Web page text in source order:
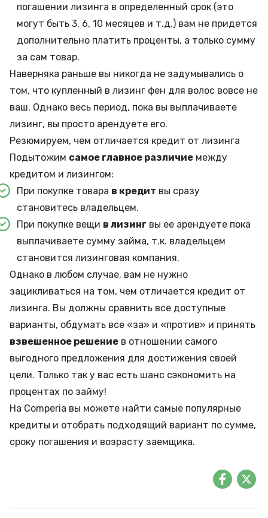
погашении лизинга в определенный срок (это
могут быть 3, 6, 10 месяцев и т.д.) вам не придется
дополнительно платить проценты, а только сумму
за сам товар.
Наверняка раньше вы никогда не задумывались о
том, что купленный в лизинг фен для волос вовсе не
ваш. Однако весь период, пока вы выплачиваете
лизинг, вы просто арендуете его.
Резюмируем, чем отличается кредит от лизинга
Подытожим самое главное различие между
кредитом и лизингом:
При покупке товара в кредит вы сразу
становитесь владельцем.
При покупке вещи в лизинг вы ее арендуете пока
выплачиваете сумму займа, т.к. владельцем
становится лизинговая компания.
Однако в любом случае, вам не нужно
зацикливаться на том, чем отличается кредит от
лизинга. Вы должны сравнить все доступные
варианты, обдумать все «за» и «против» и принять
взвешенное решение в отношении самого
выгодного предложения для достижения своей
цели. Только так у вас есть шанс сэкономить на
процентах по займу!
На Comperia вы можете найти самые популярные
кредиты и отобрать подходящий вариант по сумме,
сроку погашения и возрасту заемщика.